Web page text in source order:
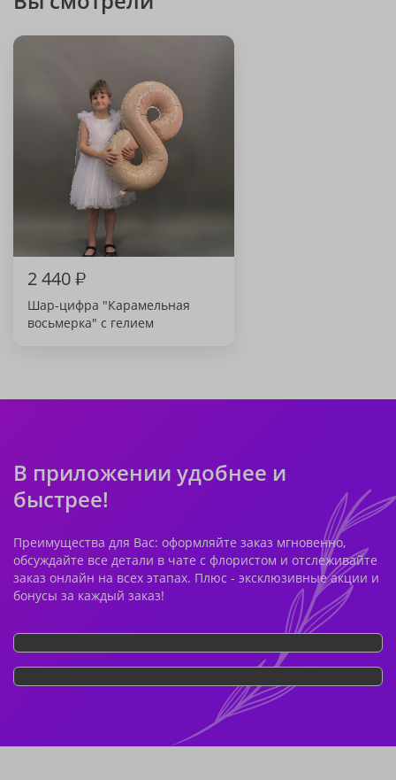
2 440₽
Шар-цифра "Карамельная
восьмерка" с гелием
В приложении удобнее и
быстрее!
Преимущества для Вас: оформляйте заказ мгновенно,
обсуждайте все детали в чате с флористом и отслеживайте
заказ онлайн на всех этапах. Плюс - эксклюзивные акции и
бонусы за каждый заказ!